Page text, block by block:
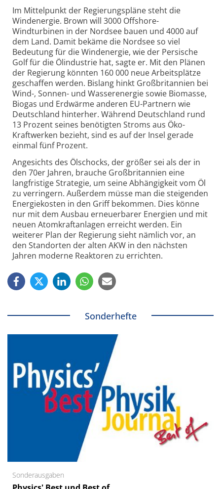
Im Mittelpunkt der Regierungspläne steht die
Windenergie. Brown will 3000 Offshore-
Windturbinen in der Nordsee bauen und 4000 auf
dem Land. Damit bekäme die Nordsee so viel
Bedeutung für die Windenergie, wie der Persische
Golf für die Ölindustrie hat, sagte er. Mit den Plänen
der Regierung könnten 160 000 neue Arbeitsplätze
geschaffen werden. Bislang hinkt Großbritannien bei
Wind-, Sonnen- und Wasserenergie sowie Biomasse,
Biogas und Erdwärme anderen EU-Partnern wie
Deutschland hinterher. Während Deutschland rund
13 Prozent seines benötigten Stroms aus Öko-
Kraftwerken bezieht, sind es auf der Insel gerade
einmal fünf Prozent.
Angesichts des Ölschocks, der größer sei als der in
den 70er Jahren, brauche Großbritannien eine
langfristige Strategie, um seine Abhängigkeit vom Öl
zu verringern. Außerdem müsse man die steigenden
Energiekosten in den Griff bekommen. Dies könne
nur mit dem Ausbau erneuerbarer Energien und mit
neuen Atomkraftanlagen erreicht werden. Ein
weiterer Plan der Regierung sieht nämlich vor, an
den Standorten der alten AKW in den nächsten
Jahren moderne Reaktoren zu errichten.
Sonderhefte
Sonderausgaben